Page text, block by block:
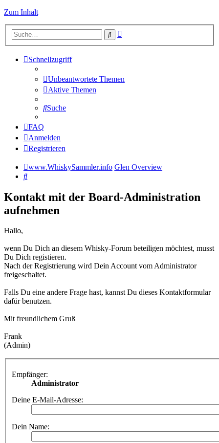
Zum Inhalt
Suche
Schnellzugriff
Unbeantwortete Themen
Aktive Themen
Suche
FAQ
Anmelden
Registrieren
www.WhiskySammler.info Glen Overview
Suche
Kontakt mit der Board-Administration
aufnehmen
Hallo,
wenn Du Dich an diesem Whisky-Forum beteiligen möchtest, musst
Du Dich registieren.
Nach der Registrierung wird Dein Account vom Administrator
freigeschaltet.
Falls Du eine andere Frage hast, kannst Du dieses Kontaktformular
dafür benutzen.
Mit freundlichem Gruß
Frank
(Admin)
Empfänger:
Administrator
Deine E-Mail-Adresse:
Dein Name: